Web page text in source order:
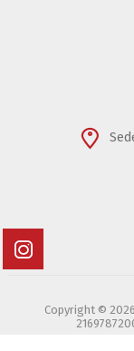
Copyright ©